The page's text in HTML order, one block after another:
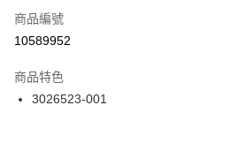
【「AFTEE先享後付」結帳流程】
１．於結帳方式選擇「AFTEE先享後付」後，
２．訂單成立數日內，您將收到繳費通知簡訊。
３．收到繳費通知簡訊後14天內，點擊此簡訊
ATM／網路銀行／等多元方式進行付款，方視為
宅配
每筆NT$100，滿NT$1,500(含以上)免運費
付款後門市自取
每筆NT$100，滿NT$1,500(含以上)免運費
商品編號
10589952
商品特色
3026523-001